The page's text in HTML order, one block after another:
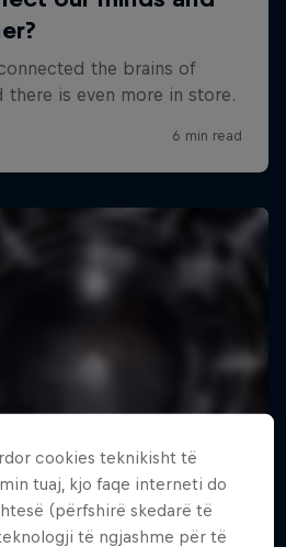
cookies teknikisht të
tuaj, kjo faqe interneti do
(përfshirë skedarë të
të ngjashme për të